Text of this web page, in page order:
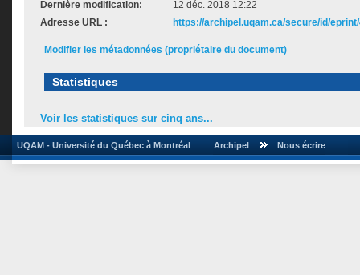
Dernière modification:
12 déc. 2018 12:22
Adresse URL :
https://archipel.uqam.ca/secure/id/
Modifier les métadonnées (propriétaire du document)
Statistiques
Voir les statistiques sur cinq ans...
UQAM - Université du Québec à Montréal Archipel Nous écrire